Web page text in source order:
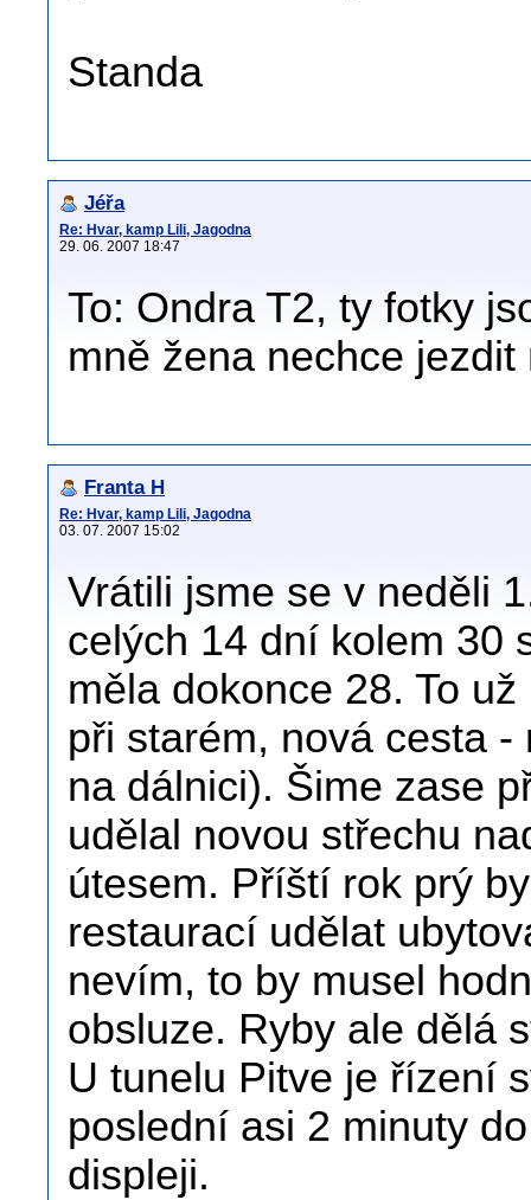
Standa
Jéřa
Re: Hvar, kamp Lili, Jagodna
29. 06. 2007 18:47
To: Ondra T2, ty fotky
mně žena nechce jezdit
Franta H
Re: Hvar, kamp Lili, Jagodna
03. 07. 2007 15:02
Vrátili jsme se v neděli
celých 14 dní kolem 30
měla dokonce 28. To
při starém, nová cesta
na dálnici). Šime zase
udělal novou střechu
útesem. Příští rok prý
restaurací udělat
nevím, to by musel
obsluze. Ryby ale dělá
U tunelu Pitve je řízení
poslední asi 2 minuty
displeji.